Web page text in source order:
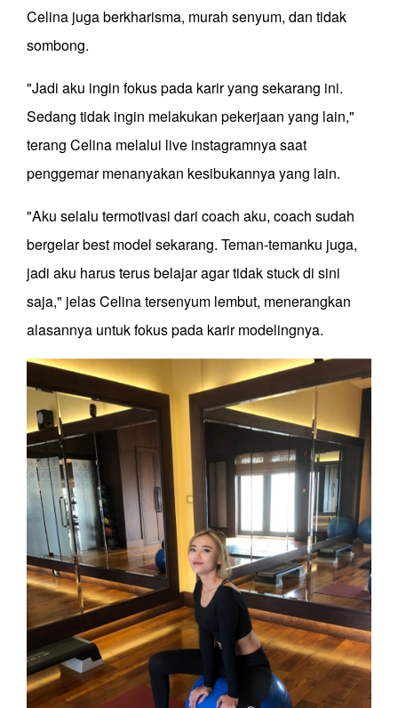
Celina juga berkharisma, murah senyum, dan tidak
sombong.
"Jadi aku ingin fokus pada karir yang sekarang ini.
Sedang tidak ingin melakukan pekerjaan yang lain,"
terang Celina melalui live instagramnya saat
penggemar menanyakan kesibukannya yang lain.
"Aku selalu termotivasi dari coach aku, coach sudah
bergelar best model sekarang. Teman-temanku juga,
jadi aku harus terus belajar agar tidak stuck di sini
saja," jelas Celina tersenyum lembut, menerangkan
alasannya untuk fokus pada karir modelingnya.